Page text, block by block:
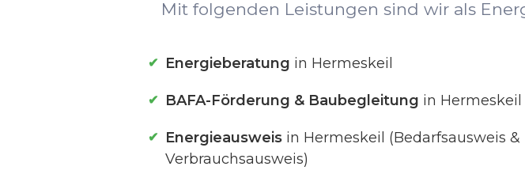
Mit folgenden Leistungen sind wir als
Energieberatung in Hermeskeil
BAFA-Förderung & Baubegleitung in Hermeskeil
Energieausweis in Hermeskeil (Bedarfsausweis &
Verbrauchsausweis)